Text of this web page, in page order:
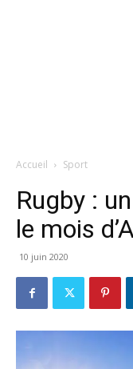
Accueil Sport
Rugby :
le mois
10 juin 2020